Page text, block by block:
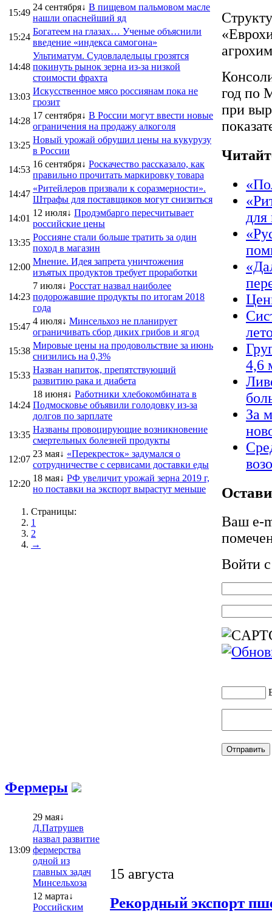
15:49
24 сентября↓ В пищевом пальмовом масле
нашли опаснейший яд
15:24
Богатеем на глазах… Ученые объяснили
введение «индекса самогона»
14:48
Ультиматум. Судовладельцы грозятся
покинуть рынок зерна из-за низкой
стоимости фрахта
13:03
Искусственное мясо россиянам пока не
грозит
14:28
17 сентября↓ В России могут ввести новые
ограничения на продажу алкоголя
13:25
Новый урожай обрушил цены на кукурузу
в России
14:53
16 сентября↓ Роскачество рассказало, как
правильно прочитать маркировку товара
14:47
«Ритейлеров призвали к соразмерности».
Штрафы для поставщиков могут снизиться
14:01
12 июля↓ Продэмбарго пересчитывает
российские цены
13:35
Россияне стали больше тратить за один
поход в магазин
12:00
Мнение. Идея запрета уничтожения
изъятых продуктов требует проработки
14:23
7 июля↓ Росстат назвал наиболее
подорожавшие продукты по итогам 2018
года
15:47
4 июля↓ Минсельхоз не планирует
ограничивать сбор диких грибов и ягод
15:38
Мировые цены на продовольствие за июнь
снизились на 0,3%
15:33
Назван напиток, препятствующий
развитию рака и диабета
14:24
18 июня↓ Работники хлебокомбината в
Подмосковье объявили голодовку из-за
долгов по зарплате
13:35
Названы провоцирующие возникновение
смертельных болезней продукты
12:07
23 мая↓ «Перекресток» задумался о
сотрудничестве с сервисами доставки еды
12:20
18 мая↓ РФ увеличит урожай зерна 2019 г,
но поставки на экспорт вырастут меньше
Страницы:
1
2
→
год по
при
для
4,6
За
Ваш e-
Войти
Фермеры
13:09
29 мая↓
Д.Патрушев
назвал развитие
фермерства
одной из
главных задач
Минсельхоза
12 марта↓
Российским
15 августа
Рекордный экспорт